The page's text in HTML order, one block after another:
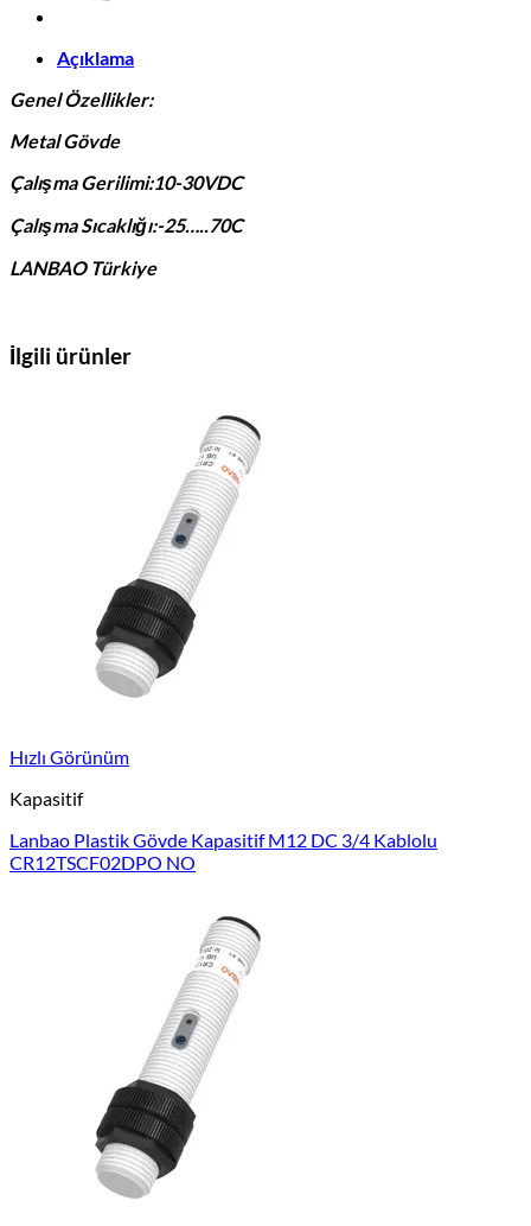
Açıklama
Genel Özellikler:
Metal Gövde
Çalışma Gerilimi:10-30VDC
Çalışma Sıcaklığı:-25…..70C
LANBAO Türkiye
İlgili ürünler
Hızlı Görünüm
Kapasitif
Lanbao Plastik Gövde Kapasitif M12 DC 3/4 Kablolu
CR12TSCF02DPO NO